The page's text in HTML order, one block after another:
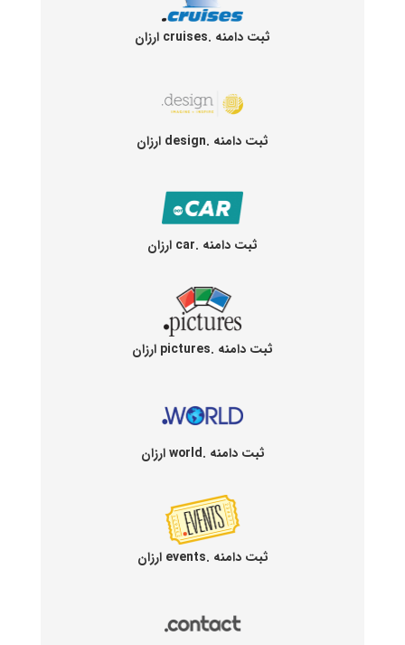
ثبت دامنه .cruises ارزان
ثبت دامنه .design ارزان
ثبت دامنه .car ارزان
ثبت دامنه .pictures ارزان
ثبت دامنه .world ارزان
ثبت دامنه .events ارزان